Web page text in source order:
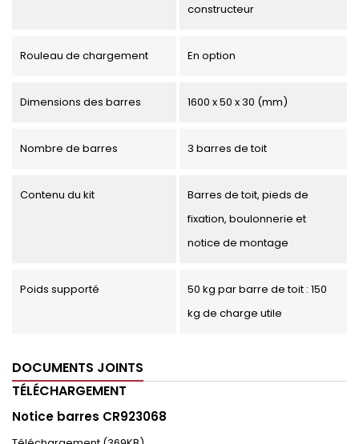
constructeur
Rouleau de chargement En option
Dimensions des barres 1600 x 50 x 30 (mm)
Nombre de barres 3 barres de toit
Contenu du kit
Barres de toit, pieds de
fixation, boulonnerie et
notice de montage
Poids supporté
50 kg par barre de toit : 150
kg de charge utile
DOCUMENTS JOINTS
TÉLÉCHARGEMENT
Notice barres CR923068